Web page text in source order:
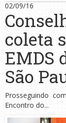
02/09/16
coleta
EMDS
São
Prosseguindo
Encontro do...